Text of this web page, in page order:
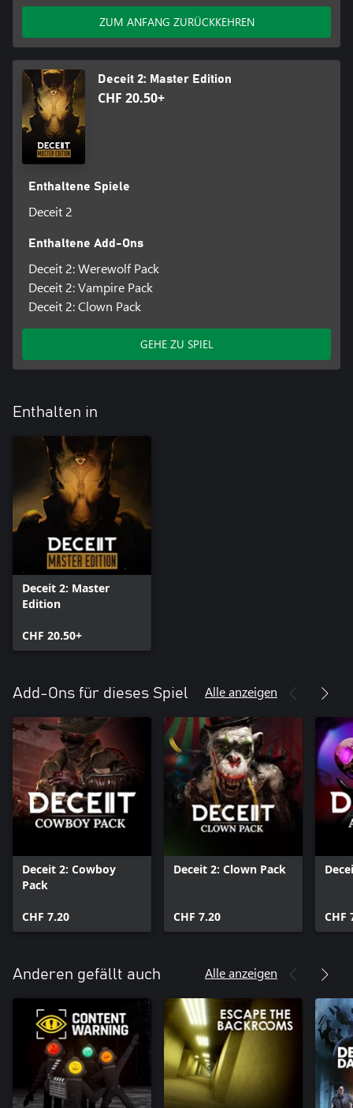
ZUM ANFANG ZURÜCKKEHREN
Deceit 2: Master Edition
CHF 20.50+
Enthaltene Spiele
Deceit 2
Enthaltene Add-Ons
Deceit 2: Werewolf Pack
Deceit 2: Vampire Pack
Deceit 2: Clown Pack
GEHE ZU SPIEL
Enthalten in
Deceit 2: Master
Edition
CHF 20.50+
Add-Ons für dieses Spiel Alle anzeigen
Deceit 2: Cowboy
Pack
CHF 7.20
Deceit 2: Clown Pack
CHF 7.20 CHF
Anderen gefällt auch Alle anzeigen